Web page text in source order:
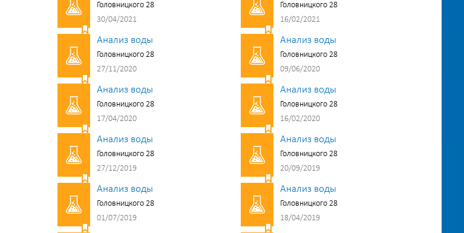
Головницкого 28
30/04/2021
Головницкого 28
16/02/2021
Анализ воды
Головницкого 28
27/11/2020
Анализ воды
Головницкого 28
09/06/2020
Анализ воды
Головницкого 28
17/04/2020
Анализ воды
Головницкого 28
16/02/2020
Анализ воды
Головницкого 28
27/12/2019
Анализ воды
Головницкого 28
20/09/2019
Анализ воды
Головницкого 28
01/07/2019
Анализ воды
Головницкого 28
18/04/2019